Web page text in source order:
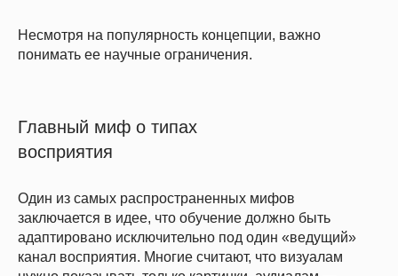
Несмотря на популярность концепции, важно
понимать ее научные ограничения.
Главный миф о типах
восприятия
Один из самых распространенных мифов
заключается в идее, что обучение должно быть
адаптировано исключительно под один «ведущий»
канал восприятия. Многие считают, что визуалам